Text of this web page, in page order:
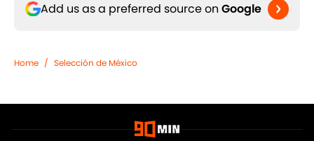
Add us as a preferred source on Google
Home / Selección de México